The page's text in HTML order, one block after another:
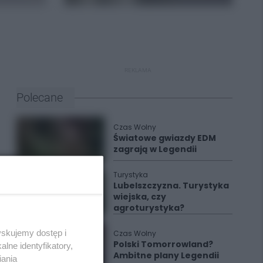
Polecane
Czas Wolny
Światowe gwiazdy EDM
zagrają w Legendii
Turystyka
Lubelszczyzna. Turystyka
wiejska, czy
agroturystyka?
Czas Wolny
Polski Tomorrowland?
Ambitne plany Legendii
dostęp i
identyfikatory,